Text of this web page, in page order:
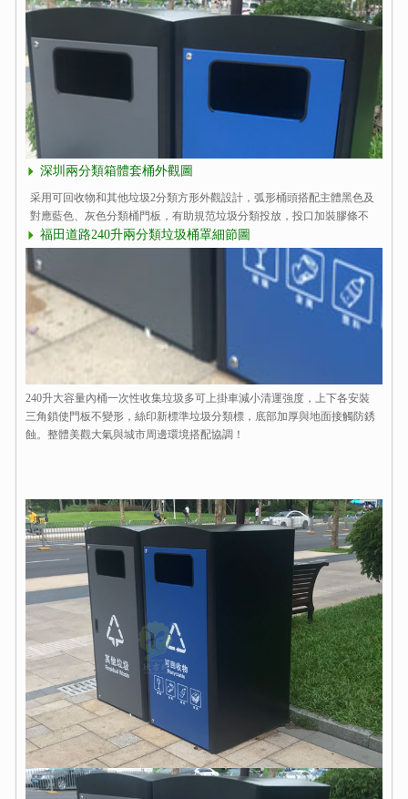
深圳兩分類箱體套桶外觀圖
采用可回收物和其他垃圾2分類方形外觀設計，弧形桶頭搭配主體黑色及
對應藍色、灰色分類桶門板，有助規范垃圾分類投放，投口加裝膠條不
傷手，表面防銹處理戶外更耐用。
福田道路240升兩分類垃圾桶罩細節圖
240升大容量內桶一次性收集垃圾多可上掛車減小清運強度，上下各安裝
三角鎖使門板不變形，絲印新標準垃圾分類標，底部加厚與地面接觸防銹
蝕。整體美觀大氣與城市周邊環境搭配協調！